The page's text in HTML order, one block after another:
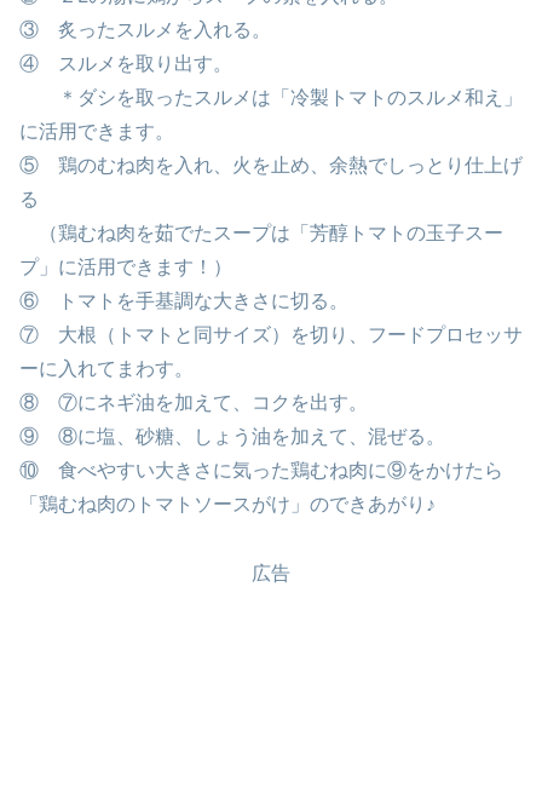
③ 炙ったスルメを入れる。
④ スルメを取り出す。
＊ダシを取ったスルメは「冷製トマトのスルメ和え」
に活用できます。
⑤ 鶏のむね肉を入れ、火を止め、余熱でしっとり仕上げ
る
（鶏むね肉を茹でたスープは「芳醇トマトの玉子スー
プ」に活用できます！）
⑥ トマトを手基調な大きさに切る。
⑦ 大根（トマトと同サイズ）を切り、フードプロセッサ
ーに入れてまわす。
⑧ ⑦にネギ油を加えて、コクを出す。
⑨ ⑧に塩、砂糖、しょう油を加えて、混ぜる。
⑩ 食べやすい大きさに気った鶏むね肉に⑨をかけたら
「鶏むね肉のトマトソースがけ」のできあがり♪
広告